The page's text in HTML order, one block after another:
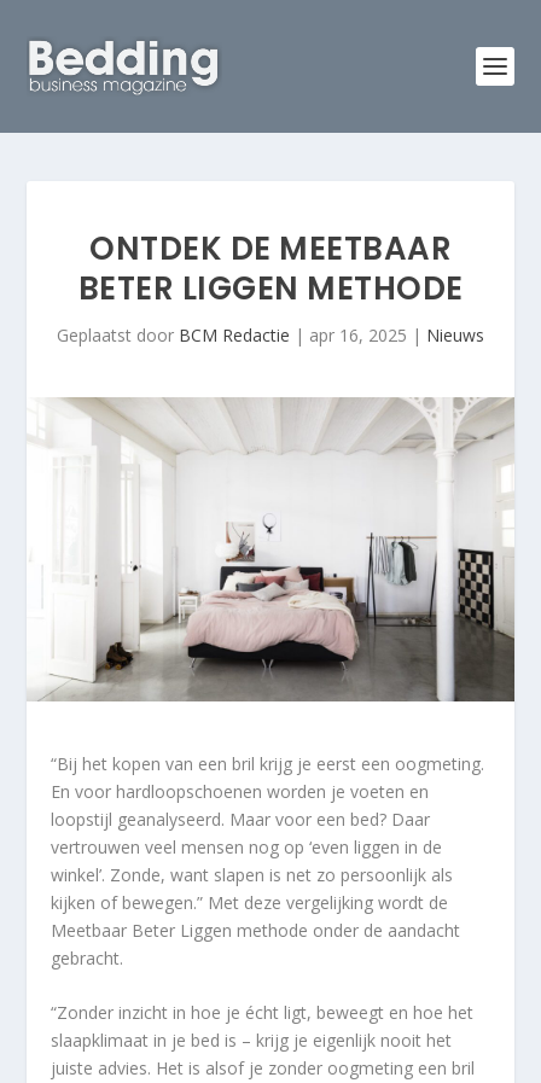
ONTDEK DE MEETBAAR
BETER LIGGEN METHODE
Geplaatst door BCM Redactie | apr 16, 2025 | Nieuws
“Bij het kopen van een bril krijg je eerst een oogmeting.
En voor hardloopschoenen worden je voeten en
loopstijl geanalyseerd. Maar voor een bed? Daar
vertrouwen veel mensen nog op ‘even liggen in de
winkel’. Zonde, want slapen is net zo persoonlijk als
kijken of bewegen.” Met deze vergelijking wordt de
Meetbaar Beter Liggen methode onder de aandacht
gebracht.
“Zonder inzicht in hoe je écht ligt, beweegt en hoe het
slaapklimaat in je bed is – krijg je eigenlijk nooit het
juiste advies. Het is alsof je zonder oogmeting een bril